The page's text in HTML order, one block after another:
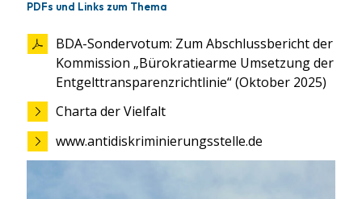
PDFs und Links zum Thema
BDA-Sondervotum: Zum Abschlussbericht der
Kommission „Bürokratiearme Umsetzung der
Entgelttransparenzrichtlinie“ (Oktober 2025)
Charta der Vielfalt
www.antidiskriminierungsstelle.de